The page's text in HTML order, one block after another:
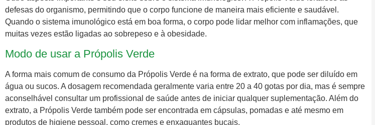
defesas do organismo, permitindo que o corpo funcione de maneira mais eficiente e saudável.
Quando o sistema imunológico está em boa forma, o corpo pode lidar melhor com inflamações, que
muitas vezes estão ligadas ao sobrepeso e à obesidade.
Modo de usar a Própolis Verde
A forma mais comum de consumo da Própolis Verde é na forma de extrato, que pode ser diluído em
água ou sucos. A dosagem recomendada geralmente varia entre 20 a 40 gotas por dia, mas é sempre
aconselhável consultar um profissional de saúde antes de iniciar qualquer suplementação. Além do
extrato, a Própolis Verde também pode ser encontrada em cápsulas, pomadas e até mesmo em
produtos de higiene pessoal, como cremes e enxaguantes bucais.